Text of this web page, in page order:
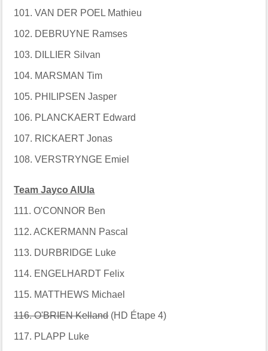
101. VAN DER POEL Mathieu
102. DEBRUYNE Ramses
103. DILLIER Silvan
104. MARSMAN Tim
105. PHILIPSEN Jasper
106. PLANCKAERT Edward
107. RICKAERT Jonas
108. VERSTRYNGE Emiel
Team Jayco AlUla
111. O'CONNOR Ben
112. ACKERMANN Pascal
113. DURBRIDGE Luke
114. ENGELHARDT Felix
115. MATTHEWS Michael
116. O'BRIEN Kelland(HD Étape 4)
117. PLAPP Luke